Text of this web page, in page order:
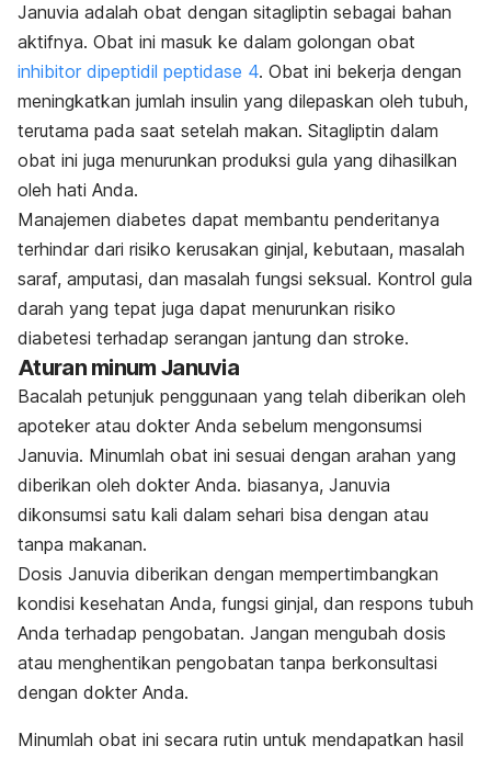
Januvia adalah obat dengan sitagliptin sebagai bahan
aktifnya. Obat ini masuk ke dalam golongan obat
inhibitor dipeptidil peptidase 4. Obat ini bekerja dengan
meningkatkan jumlah insulin yang dilepaskan oleh tubuh,
terutama pada saat setelah makan. Sitagliptin dalam
obat ini juga menurunkan produksi gula yang dihasilkan
oleh hati Anda.
Manajemen diabetes dapat membantu penderitanya
terhindar dari risiko kerusakan ginjal, kebutaan, masalah
saraf, amputasi, dan masalah fungsi seksual. Kontrol gula
darah yang tepat juga dapat menurunkan risiko
diabetesi terhadap serangan jantung dan stroke.
Aturan minum Januvia
Bacalah petunjuk penggunaan yang telah diberikan oleh
apoteker atau dokter Anda sebelum mengonsumsi
Januvia. Minumlah obat ini sesuai dengan arahan yang
diberikan oleh dokter Anda. biasanya, Januvia
dikonsumsi satu kali dalam sehari bisa dengan atau
tanpa makanan.
Dosis Januvia diberikan dengan mempertimbangkan
kondisi kesehatan Anda, fungsi ginjal, dan respons tubuh
Anda terhadap pengobatan. Jangan mengubah dosis
atau menghentikan pengobatan tanpa berkonsultasi
dengan dokter Anda.
Minumlah obat ini secara rutin untuk mendapatkan hasil